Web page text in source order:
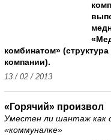
комбинатом»
компании).
13 / 02 / 2013
«Горячий» произвол
Уместен ли шантаж как
«коммуналке»